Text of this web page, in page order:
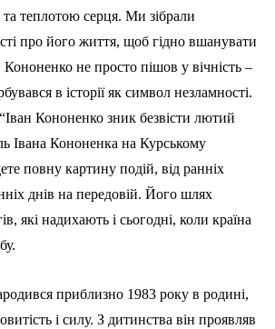
теплотою серця. Ми зібрали
про його життя, щоб гідно вшанувати
Кононенко не просто пішов у вічність –
в історії як символ незламності.
Кононенко зник безвісти лютий
Івана Кононенка на Курському
повну картину подій, від ранніх
днів на передовій. Його шлях
які надихають і сьогодні, коли країна
приблизно 1983 року в родині,
і силу. З дитинства він проявляв